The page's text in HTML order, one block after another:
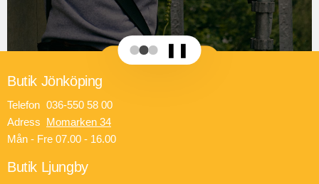
Butik Jönköping
Telefon 036-550 58 00
Adress
Momarken 34
Mån - Fre 07.00 - 16.00
Butik Ljungby